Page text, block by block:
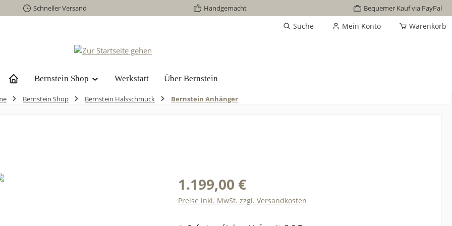
Schneller Versand Handgemacht Bequemer Kauf via PayPal
Suche Mein Konto Warenkorb
Bernstein Shop Werkstatt Über Bernstein
Bernstein Shop Bernstein Halsschmuck Bernstein Anhänger
1.199,00 €
Preise inkl. MwSt. zzgl. Versandkosten